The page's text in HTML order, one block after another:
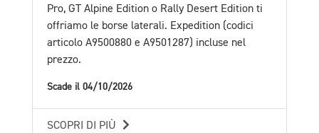
Pro, GT Alpine Edition o Rally Desert Edition ti
offriamo le borse laterali. Expedition (codici
articolo A9500880 e A9501287) incluse nel
prezzo.
Scade il 04/10/2026
SCOPRI DI PIÙ